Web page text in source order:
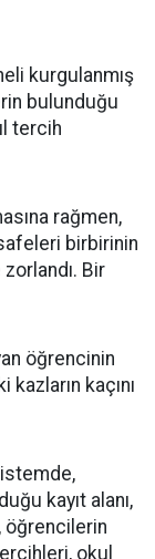
kurgulanmış
bulunduğu
tercih
rağmen,
birbirinin
Bir
öğrencinin
kaçını
kayıt alanı,
öğrencilerin
okul